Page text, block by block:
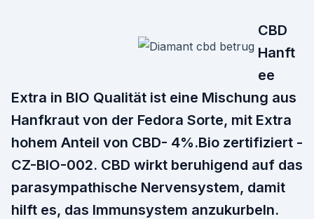
CBD
Hanft
ee
Extra in BIO Qualität ist eine Mischung aus
Hanfkraut von der Fedora Sorte, mit Extra
hohem Anteil von CBD- 4%.Bio zertifiziert -
CZ-BIO-002. CBD wirkt beruhigend auf das
parasympathische Nervensystem, damit
hilft es, das Immunsystem anzukurbeln.